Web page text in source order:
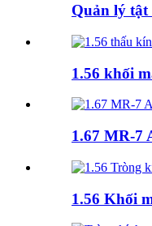
Quản lý tật
1.56 khối
1.67 MR-7
1.56 Khối